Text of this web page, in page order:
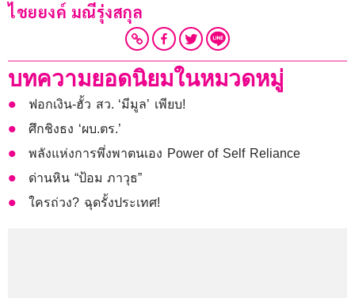
ไชยยงค์ มณีรุ่งสกุล
บทความยอดนิยมในหมวดหมู่
ฟอกเงิน-ฮั้ว สว. ‘มีมูล’ เพียบ!
ศึกชิงธง ‘ผบ.ตร.’
พลังแห่งการพึ่งพาตนเอง Power of Self Reliance
ด่านหิน “ป้อม ภาวุธ”
ใครถ่วง? ฉุดรั้งประเทศ!